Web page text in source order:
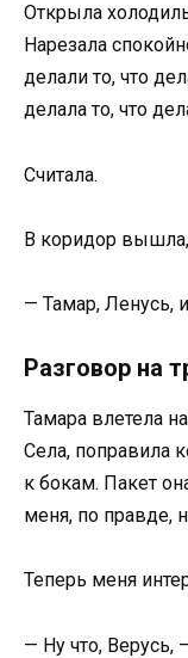
Открыла
Нарезала
делали то, что
делала то, что
Считала.
В коридор вышла,
— Тамар, Ленусь,
Разговор на
Тамара влетела
Села, поправила
к бокам. Пакет
меня, по правде,
Теперь меня
— Ну что, Верусь,